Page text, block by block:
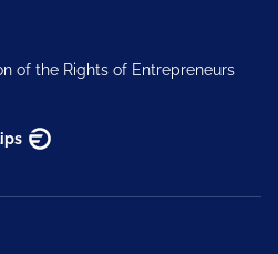
of the Rights of Entrepreneurs